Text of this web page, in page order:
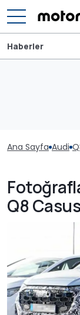
Haberler
Ana Sayfa Audi
Q8